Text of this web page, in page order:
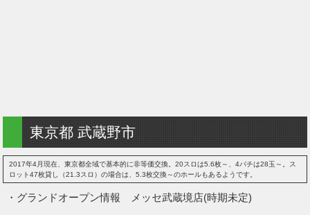
東京都 武蔵野市
2017年4月現在、東京都全域で基本的に非等価交換。20スロは5.6枚～、4パチは28玉～。ス
ロット47枚貸し（21.3スロ）の場合は、5.3枚交換～のホールもあるようです。
・グランドオープン情報 メッセ武蔵境店(時期未定)